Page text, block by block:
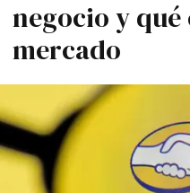
negocio y qué
mercado